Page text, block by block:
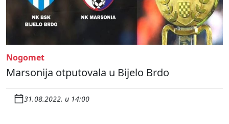
Nogomet
Marsonija otputovala u Bijelo Brdo
31.08.2022. u 14:00